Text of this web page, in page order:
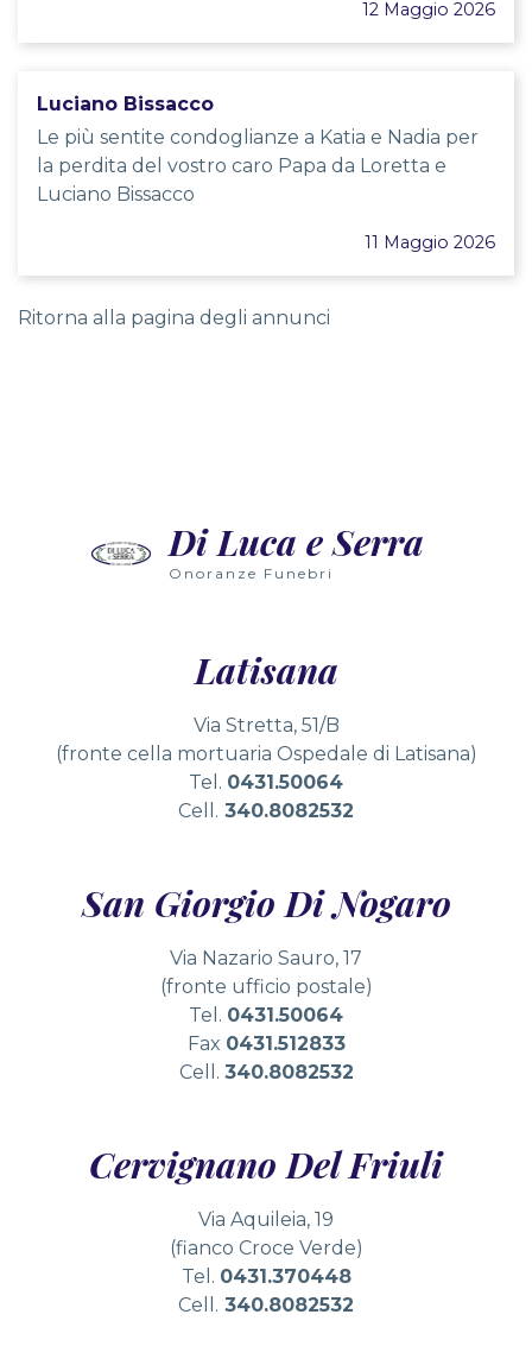
12 Maggio 2026
Luciano Bissacco
Le più sentite condoglianze a Katia e Nadia per
la perdita del vostro caro Papa da Loretta e
Luciano Bissacco
11 Maggio 2026
Ritorna alla pagina degli annunci
Wielu graczy nie zdaje sobie sprawy, że grając w
Di Luca e Serra
Onoranze Funebri
Latisana
Via Stretta, 51/B
(fronte cella mortuaria Ospedale di Latisana)
Tel. 0431.50064
Cell. 340.8082532
San Giorgio Di Nogaro
Via Nazario Sauro, 17
(fronte ufficio postale)
Tel. 0431.50064
Fax 0431.512833
Cell. 340.8082532
Cervignano Del Friuli
Via Aquileia, 19
(fianco Croce Verde)
Tel. 0431.370448
Cell. 340.8082532